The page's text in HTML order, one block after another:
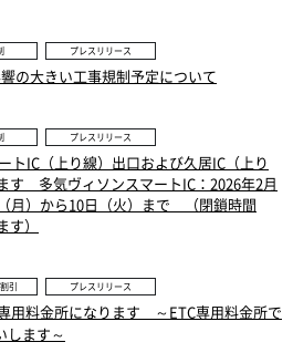
プレスリリース
の大きい工事規制予定について
プレスリリース
トIC（上り線）出口および久居IC（上り
す 多気ヴィソンスマートIC：2026年2月
月）から10日（火）まで （閉鎖時間
）
引 プレスリリース
用料金所になります ～ETC専用料金所で
します～